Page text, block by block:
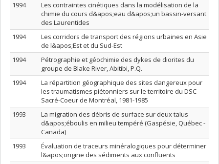
1994
Les contraintes cinétiques dans la modélisation de la
chimie du cours d&apos;eau d&apos;un bassin-versant
des Laurentides
1994
Les corridors de transport des régions urbaines en Asie
de l&apos;Est et du Sud-Est
1994
Pétrographie et géochimie des dykes de diorites du
groupe de Blake River, Abitibi, P.Q.
1994
La répartition géographique des sites dangereux pour
les traumatismes piétonniers sur le territoire du DSC
Sacré-Coeur de Montréal, 1981-1985
1993
La migration des débris de surface sur deux talus
d&apos;éboulis en milieu tempéré (Gaspésie, Québec -
Canada)
1993
Évaluation de traceurs minéralogiques pour déterminer
l&apos;origine des sédiments aux confluents